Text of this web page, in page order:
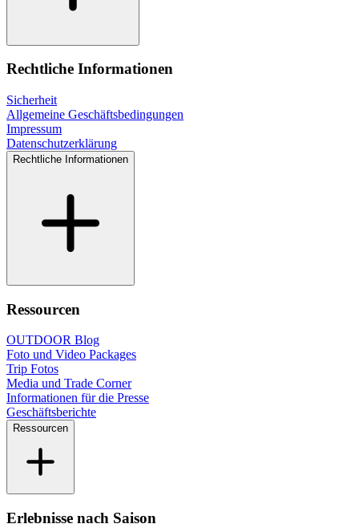
Rechtliche Informationen
Sicherheit
Allgemeine Geschäftsbedingungen
Impressum
Datenschutzerklärung
Rechtliche Informationen
Ressourcen
OUTDOOR Blog
Foto und Video Packages
Trip Fotos
Media und Trade Corner
Informationen für die Presse
Geschäftsberichte
Ressourcen
Erlebnisse nach Saison